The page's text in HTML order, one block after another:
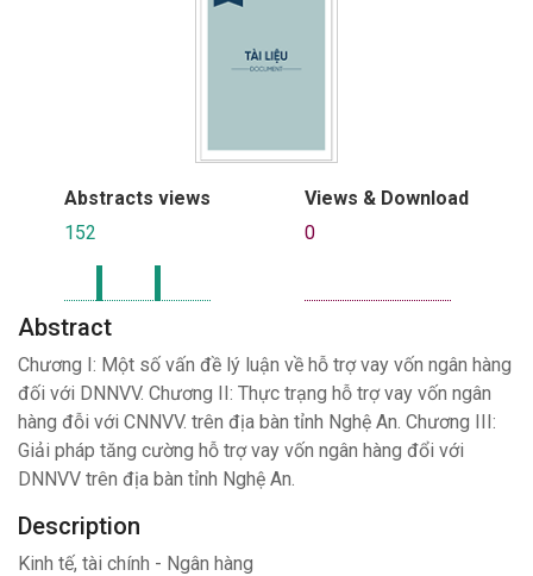
Abstracts views
152
Views & Download
0
Abstract
Chương I: Một số vấn đề lý luận về hỗ trợ vay vốn ngân hàng
đối với DNNVV. Chương II: Thực trạng hỗ trợ vay vốn ngân
hàng đỗi với CNNVV. trên địa bàn tỉnh Nghệ An. Chương III:
Giải pháp tăng cường hỗ trợ vay vốn ngân hàng đổi với
DNNVV trên địa bàn tỉnh Nghệ An.
Description
Kinh tế, tài chính - Ngân hàng